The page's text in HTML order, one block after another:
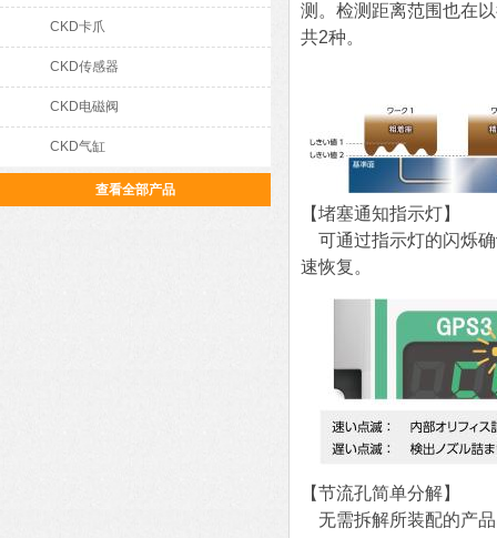
CKD卡爪
CKD传感器
CKD电磁阀
CKD气缸
查看全部产品
测。检测距离范围也在
共2种。
【堵塞通知指示灯】
可通过指示灯的闪烁确
速恢复。
【节流孔简单分解】
无需拆解所装配的产